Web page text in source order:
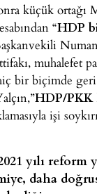
küçük
“HDP
muhalefet
biçimde geri
HDP/PKK
işi
yılı reform
daha